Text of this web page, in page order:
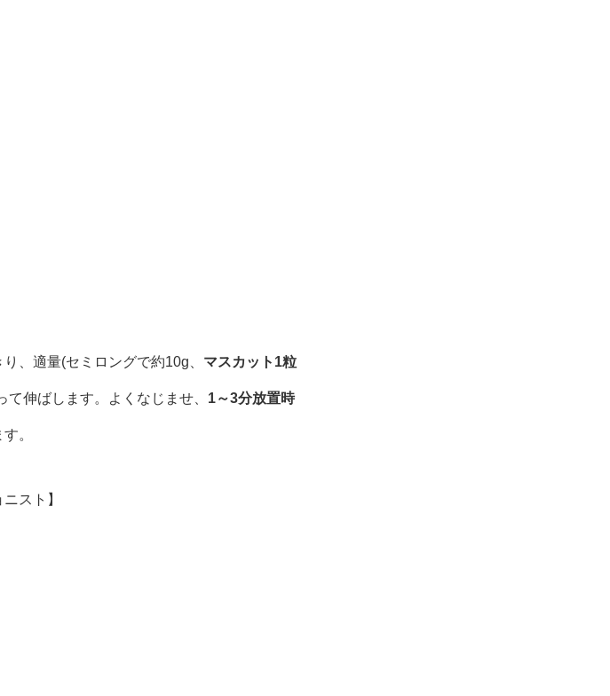
、適量(セミロングで約10g、 マスカット1粒
伸ばします。よくなじませ、 1～3分放置時
。
スト】